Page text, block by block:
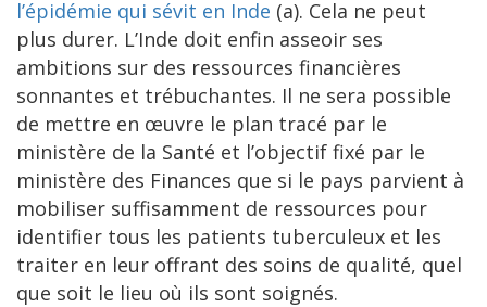
l’épidémie qui sévit en Inde (a). Cela ne peut
plus durer. L’Inde doit enfin asseoir ses
ambitions sur des ressources financières
sonnantes et trébuchantes. Il ne sera possible
de mettre en œuvre le plan tracé par le
ministère de la Santé et l’objectif fixé par le
ministère des Finances que si le pays parvient à
mobiliser suffisamment de ressources pour
identifier tous les patients tuberculeux et les
traiter en leur offrant des soins de qualité, quel
que soit le lieu où ils sont soignés.